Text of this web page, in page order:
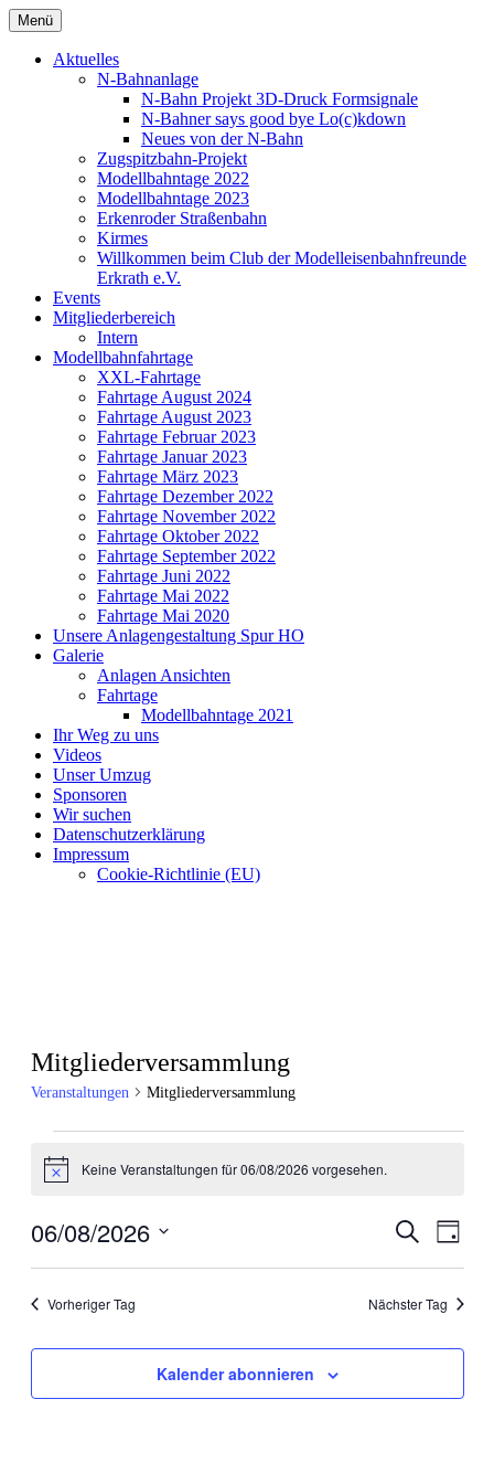
Zum
Inhalt
springen
Menü
Aktuelles
N-Bahnanlage
N-Bahn Projekt 3D-Druck Formsignale
N-Bahner says good bye Lo(c)kdown
Neues von der N-Bahn
Zugspitzbahn-Projekt
Modellbahntage 2022
Modellbahntage 2023
Erkenroder Straßenbahn
Kirmes
Willkommen beim Club der Modelleisenbahnfreunde
Erkrath e.V.
Events
Mitgliederbereich
Intern
Modellbahnfahrtage
XXL-Fahrtage
Fahrtage August 2024
Fahrtage August 2023
Fahrtage Februar 2023
Fahrtage Januar 2023
Fahrtage März 2023
Fahrtage Dezember 2022
Fahrtage November 2022
Fahrtage Oktober 2022
Fahrtage September 2022
Fahrtage Juni 2022
Fahrtage Mai 2022
Fahrtage Mai 2020
Unsere Anlagengestaltung Spur HO
Galerie
Anlagen Ansichten
Fahrtage
Modellbahntage 2021
Ihr Weg zu uns
Videos
Unser Umzug
Sponsoren
Wir suchen
Datenschutzerklärung
Impressum
Cookie-Richtlinie (EU)
Mitgliederversammlung
Veranstaltungen Mitgliederversammlung
fürHinweisKeine Veranstaltungen für 06/08/2026 vorgesehen.
Suche
Tag
06/08/2026
Vorheriger Tag
Nächster Tag
Kalender abonnieren